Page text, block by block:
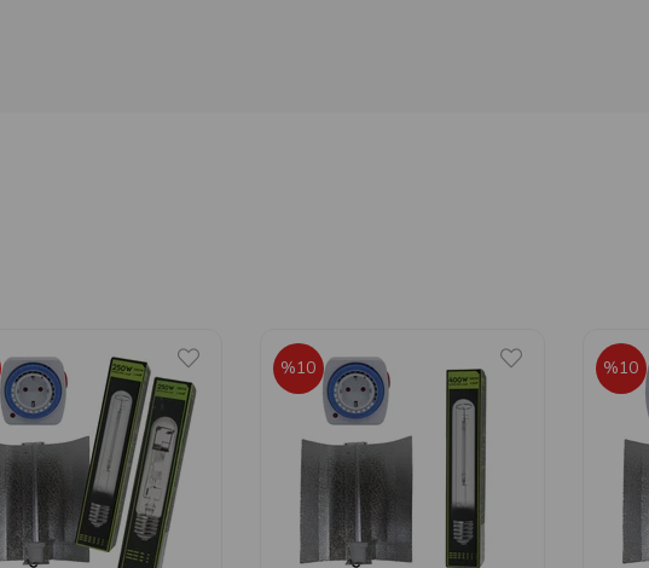
%10 %10